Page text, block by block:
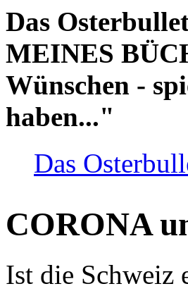
Das
MEINES
Wünschen -
haben..."
Das
CORONA
Ist die Schweiz